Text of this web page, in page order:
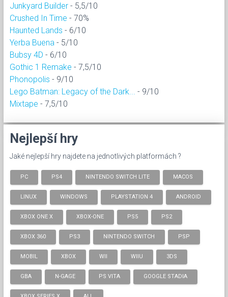
Junkyard Builder - 5,5/10
Crushed In Time - 70%
Haunted Lands - 6/10
Yerba Buena - 5/10
Bubsy 4D - 6/10
Gothic 1 Remake - 7,5/10
Phonopolis - 9/10
Lego Batman: Legacy of the Dark...
- 9/10
Mixtape - 7,5/10
Nejlepší hry
Jaké nejlepší hry najdete na jednotlivých platformách ?
PC PS4 NINTENDO SWITCH LITE MACOS
LINUX WINDOWS PLAYSTATION 4 ANDROID
XBOX ONE X XBOX-ONE PS5 PS2
XBOX 360 PS3 NINTENDO SWITCH PSP
MOBIL XBOX WII WIIU 3DS
GBA N-GAGE PS VITA GOOGLE STADIA